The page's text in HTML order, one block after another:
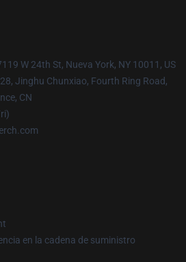
W 24th St, Nueva York, NY 10011, US
Jinghu Chunxiao, Fourth Ring Road,
CN
en la cadena de suministro